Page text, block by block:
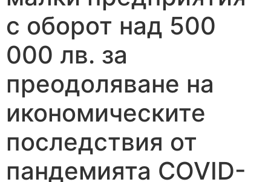
с оборот над 500
000 лв. за
преодоляване на
икономическите
последствия от
пандемията COVID-